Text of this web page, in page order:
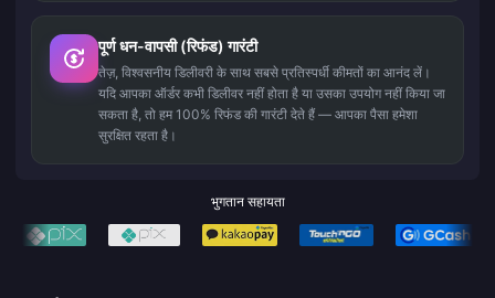
पूर्ण धन-वापसी (रिफंड) गारंटी
तेज़, विश्वसनीय डिलीवरी के साथ सबसे प्रतिस्पर्धी कीमतों का आनंद लें।
यदि आपका ऑर्डर कभी डिलीवर नहीं होता है या उसका उपयोग नहीं किया जा
सकता है, तो हम 100% रिफंड की गारंटी देते हैं — आपका पैसा हमेशा
सुरक्षित रहता है।
भुगतान सहायता